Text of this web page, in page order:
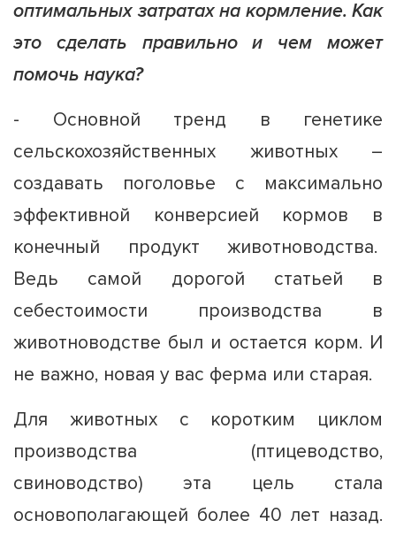
оптимальных затратах на кормление. Как
это сделать правильно и чем может
помочь наука?
- Основной тренд в генетике
сельскохозяйственных животных –
создавать поголовье с максимально
эффективной конверсией кормов в
конечный продукт животноводства.
Ведь самой дорогой статьей в
себестоимости производства в
животноводстве был и остается корм. И
не важно, новая у вас ферма или старая.
Для животных с коротким циклом
производства (птицеводство,
свиноводство) эта цель стала
основополагающей более 40 лет назад.